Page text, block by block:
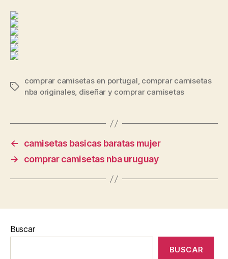
Etiquetas
comprar camisetas en portugal, comprar camisetas
nba originales, diseñar y comprar camisetas
←
camisetas basicas baratas mujer
→
comprar camisetas nba uruguay
Buscar
BUSCAR